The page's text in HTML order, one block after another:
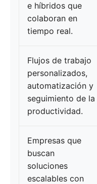
e híbridos que
colaboran en
tiempo real.
Flujos de trabajo
personalizados,
automatización y
seguimiento de la
productividad.
Empresas que
buscan
soluciones
escalables con